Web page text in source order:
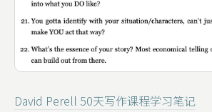
David Perell 50天写作课程学习笔记